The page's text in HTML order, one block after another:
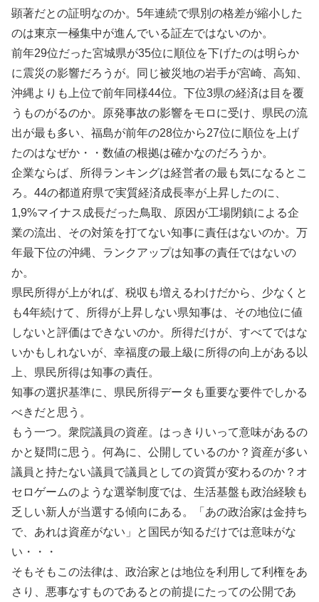
顕著だとの証明なのか。5年連続で県別の格差が縮小した
のは東京一極集中が進んでいる証左ではないのか。
前年29位だった宮城県が35位に順位を下げたのは明らか
に震災の影響だろうが。同じ被災地の岩手が宮崎、高知、
沖縄よりも上位で前年同様44位。下位3県の経済は目を覆
うものがるのか。原発事故の影響をモロに受け、県民の流
出が最も多い、福島が前年の28位から27位に順位を上げ
たのはなぜか・・数値の根拠は確かなのだろうか。
企業ならば、所得ランキングは経営者の最も気になるとこ
ろ。44の都道府県で実質経済成長率が上昇したのに、
1,9%マイナス成長だった鳥取、原因が工場閉鎖による企
業の流出、その対策を打てない知事に責任はないのか。万
年最下位の沖縄、ランクアップは知事の責任ではないの
か。
県民所得が上がれば、税収も増えるわけだから、少なくと
も4年続けて、所得が上昇しない県知事は、その地位に値
しないと評価はできないのか。所得だけが、すべてではな
いかもしれないが、幸福度の最上級に所得の向上がある以
上、県民所得は知事の責任。
知事の選択基準に、県民所得データも重要な要件でしかる
べきだと思う。
もう一つ。衆院議員の資産。はっきりいって意味があるの
かと疑問に思う。何為に、公開しているのか？資産が多い
議員と持たない議員で議員としての資質が変わるのか？オ
セロゲームのような選挙制度では、生活基盤も政治経験も
乏しい新人が当選する傾向にある。「あの政治家は金持ち
で、あれは資産がない」と国民が知るだけでは意味がな
い・・・
そもそもこの法律は、政治家とは地位を利用して利権をあ
さり、悪事なすものであるとの前提にたっての公開であ